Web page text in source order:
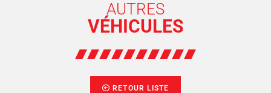
AUTRES
VÉHICULES
RETOUR LISTE